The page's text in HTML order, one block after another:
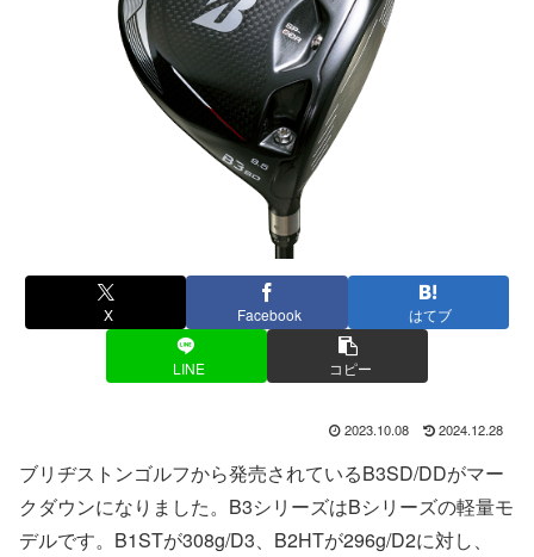
X Facebook はてブ
LINE コピー
2023.10.08 2024.12.28
ブリヂストンゴルフから発売されているB3SD/DDがマー
クダウンになりました。B3シリーズはBシリーズの軽量モ
デルです。B1STが308g/D3、B2HTが296g/D2に対し、